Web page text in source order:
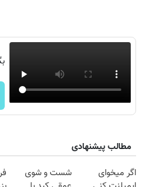
مطالب پیشنهادی
اگر میخوای
شست و شوی